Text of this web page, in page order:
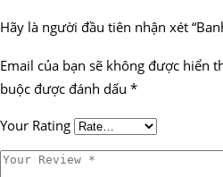
Hãy là người đầu tiên nhận xét
Email của bạn sẽ không được hiển
buộc được đánh dấu *
Your Rating